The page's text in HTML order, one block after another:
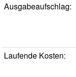
Ausgabeaufschlag:
Laufende Kosten: